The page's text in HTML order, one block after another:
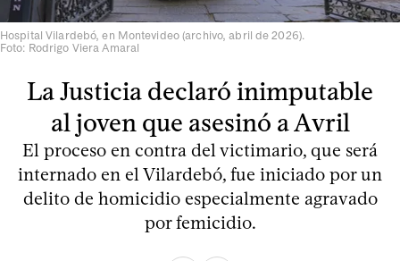
Hospital Vilardebó, en Montevideo (archivo, abril de 2026).
Foto: Rodrigo Viera Amaral
La Justicia declaró inimputable
al joven que asesinó a Avril
El proceso en contra del victimario, que será
internado en el Vilardebó, fue iniciado por un
delito de homicidio especialmente agravado
por femicidio.